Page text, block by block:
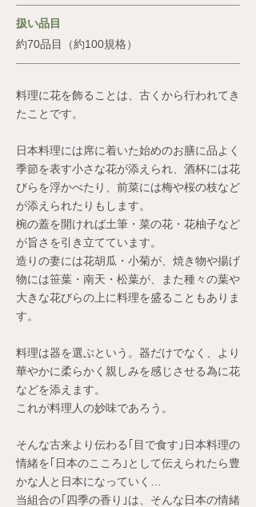
扱い品目
約70品目（約100規格）
料理に花を飾ることは、古くから行われてき
たことです。
日本料理には席に着いた始めのお膳に品よく
季節を表す小さな花が添えられ、酒杯には花
びらを浮かべたり、前菜には梅や桜の枝など
が添えられたりもします。
椀の蓋を開ければ土筆・菜の花・花柚子など
が旨さを引き立てています。
造りの妻には花胡瓜・小菊が、焼き物や揚げ
物には笹葉・南天・松葉が、また種々の葉や
大きな花びらの上に料理を盛ることもありま
す。
料理は器を選ぶという。器だけでなく、より
華やかに柔らかく親しみを感じさせる為に花
などを添えます。
これが料理人の妙味であろう。
そんな古来より伝わる｢目で食す｣日本料理の
情緒を｢日本のこころ｣として伝えられたら豊
かな人と日本になっていく…
当組合の｢四季の香り｣は、そんな日本の情緒